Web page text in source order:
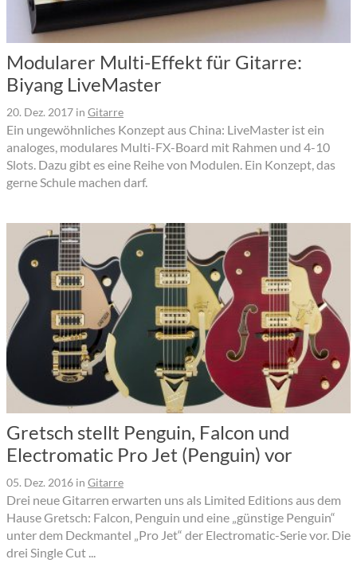
Modularer Multi-Effekt für Gitarre:
Biyang LiveMaster
20. Dez. 2017 in Gitarre
Ein ungewöhnliches Konzept aus China: LiveMaster ist ein
analoges, modulares Multi-FX-Board mit Rahmen und 4-10
Slots. Dazu gibt es eine Reihe von Modulen. Ein Konzept, das
gerne Schule machen darf.
Gretsch stellt Penguin, Falcon und
Electromatic Pro Jet (Penguin) vor
05. Dez. 2016 in Gitarre
Drei neue Gitarren erwarten uns als Limited Editions aus dem
Hause Gretsch: Falcon, Penguin und eine „günstige Penguin“
unter dem Deckmantel „Pro Jet“ der Electromatic-Serie vor. Die
drei Single Cut ...